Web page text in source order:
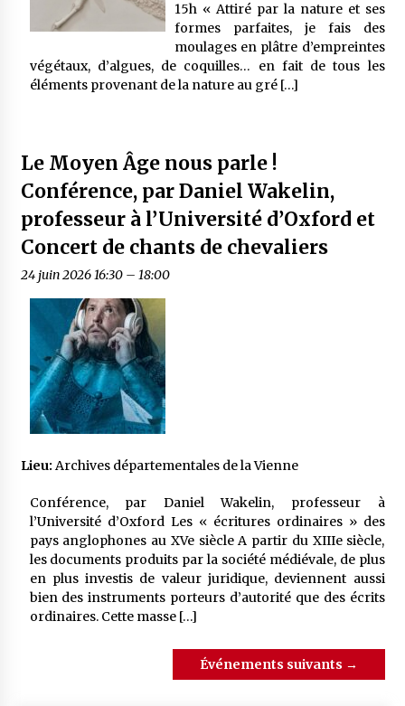
15h « Attiré par la nature et ses
formes parfaites, je fais des
moulages en plâtre d’empreintes
végétaux, d’algues, de coquilles… en fait de tous les
éléments provenant de la nature au gré […]
Le Moyen Âge nous parle !
Conférence, par Daniel Wakelin,
professeur à l’Université d’Oxford et
Concert de chants de chevaliers
24 juin 2026 16:30– 18:00
Lieu: Archives départementales de la Vienne
Conférence, par Daniel Wakelin, professeur à
l’Université d’Oxford Les « écritures ordinaires » des
pays anglophones au XVe siècle A partir du XIIIe siècle,
les documents produits par la société médiévale, de plus
en plus investis de valeur juridique, deviennent aussi
bien des instruments porteurs d’autorité que des écrits
ordinaires. Cette masse […]
Événements suivants →